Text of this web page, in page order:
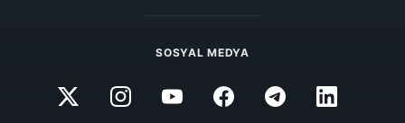
SOSYAL MEDYA